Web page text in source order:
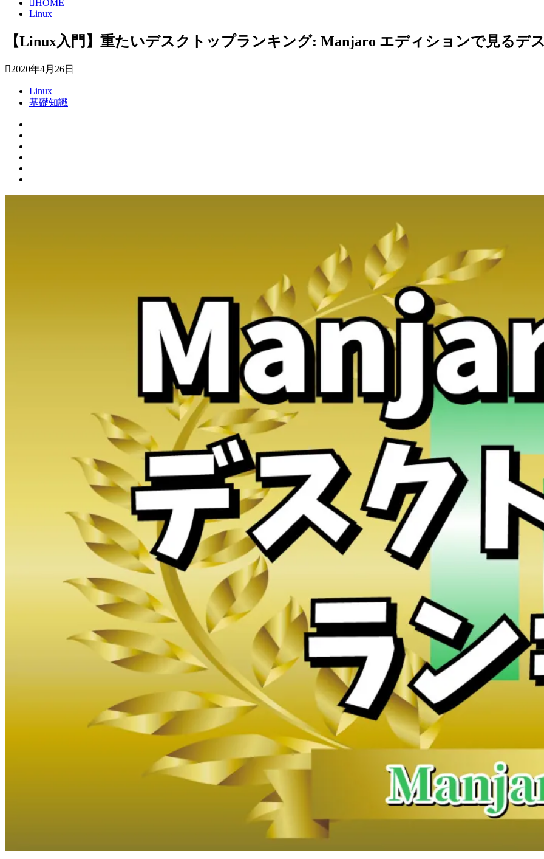
HOME
Linux
【Linux入門】重たいデスクトップランキング: Manjaro エディションで見るデ
2020年4月26日
Linux
基礎知識